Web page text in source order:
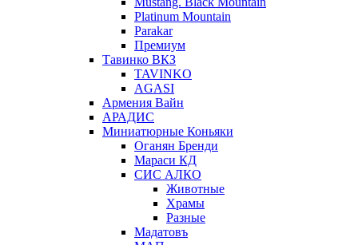
Platinum Mountain
Parakar
Премиум
Тавинко ВКЗ
TAVINKO
AGASI
Армения Вайн
АРАДИС
Миниатюрные Коньяки
Оганян Бренди
Мараси КД
СИС АЛКО
Животные
Храмы
Разные
Мадатовъ